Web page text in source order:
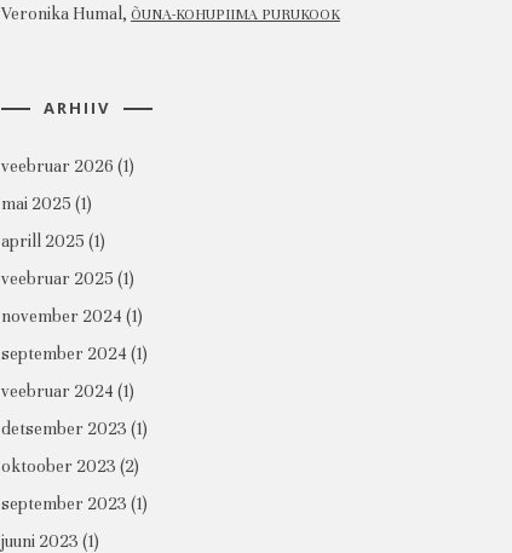
Veronika Humal, ÕUNA-KOHUPIIMA PURUKOOK
ARHIIV
veebruar 2026 (1)
mai 2025 (1)
aprill 2025 (1)
veebruar 2025 (1)
november 2024 (1)
september 2024 (1)
veebruar 2024 (1)
detsember 2023 (1)
oktoober 2023 (2)
september 2023 (1)
juuni 2023 (1)